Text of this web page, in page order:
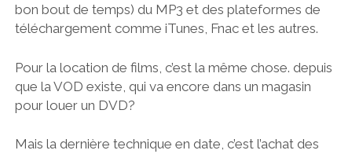
bon bout de temps) du MP3 et des plateformes de
téléchargement comme iTunes, Fnac et les autres.
Pour la location de films, c’est la même chose. depuis
que la VOD existe, qui va encore dans un magasin
pour louer un DVD?
Mais la dernière technique en date, c’est l’achat des